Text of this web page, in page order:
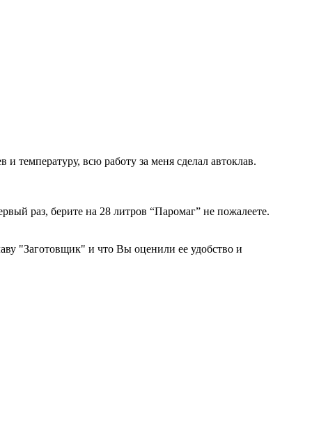
температуру, всю работу за меня сделал автоклав.
раз, берите на 28 литров “Паромаг” не пожалеете.
"Заготовщик" и что Вы оценили ее удобство и